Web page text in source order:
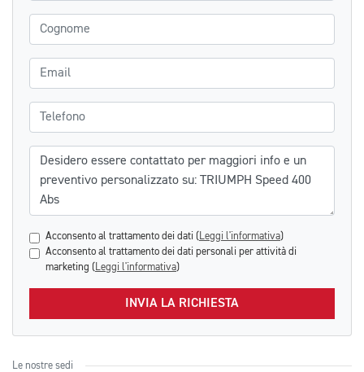
Cognome
Email
Telefono
Messaggio
Acconsento al trattamento dei dati ( Leggi l'informativa)
Acconsento al trattamento dei dati personali per attività di
marketing ( Leggi l'informativa)
INVIA LA RICHIESTA
Le nostre sedi